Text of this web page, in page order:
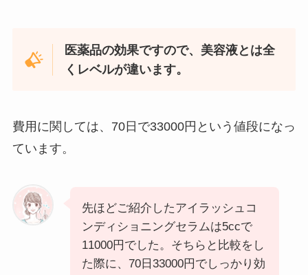
医薬品の効果ですので、美容液とは全
くレベルが違います。
費用に関しては、70日で33000円という値段になっ
ています。
先ほどご紹介したアイラッシュコ
ンディショニングセラムは5ccで
11000円でした。そちらと比較をし
た際に、70日33000円でしっかり効